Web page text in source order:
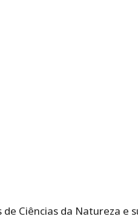
Ciências da Natureza e